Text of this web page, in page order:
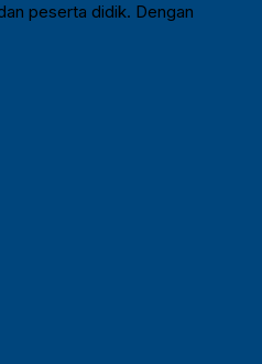
peserta didik. Dengan